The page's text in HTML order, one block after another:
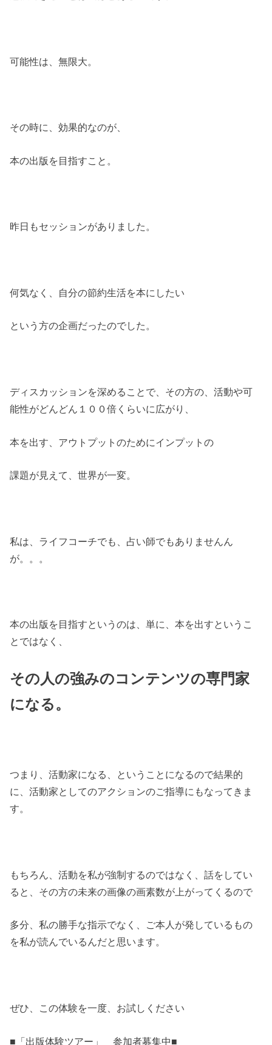
可能性は、無限大。
その時に、効果的なのが、
本の出版を目指すこと。
昨日もセッションがありました。
何気なく、自分の節約生活を本にしたい
という方の企画だったのでした。
ディスカッションを深めることで、その方の、活動や可
能性がどんどん１００倍くらいに広がり、
本を出す、アウトプットのためにインプットの
課題が見えて、世界が一変。
私は、ライフコーチでも、占い師でもありませんん
が。。。
本の出版を目指すというのは、単に、本を出すというこ
とではなく、
その人の強みのコンテンツの専門家
になる。
つまり、活動家になる、ということになるので結果的
に、活動家としてのアクションのご指導にもなってきま
す。
もちろん、活動を私が強制するのではなく、話をしてい
ると、その方の未来の画像の画素数が上がってくるので
多分、私の勝手な指示でなく、ご本人が発しているもの
を私が読んでいるんだと思います。
ぜひ、この体験を一度、お試しください
■「出版体験ツアー」 参加者募集中■